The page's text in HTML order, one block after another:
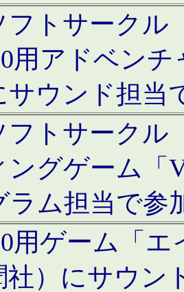
フトサークル
用アドベン
サウンド担当
フトサークル
ングゲーム「
ラム担当で参
用ゲーム「
社）にサウン